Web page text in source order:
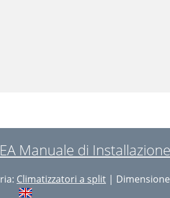
Manuale di
Climatizzatori a split |